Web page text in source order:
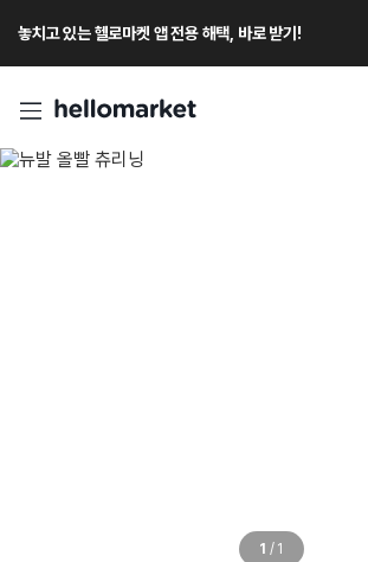
놓치고 있는 헬로마켓 앱 전용 해택, 바로 받기!
1 / 1